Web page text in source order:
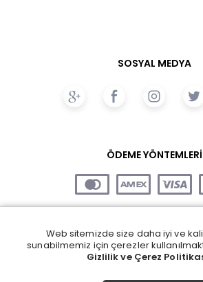
SOSYAL MEDYA
ÖDEME YÖNTEMLERİ
Web sitemizde size daha iyi ve
sunabilmemiz için çerezler
Gizlilik ve Çerez